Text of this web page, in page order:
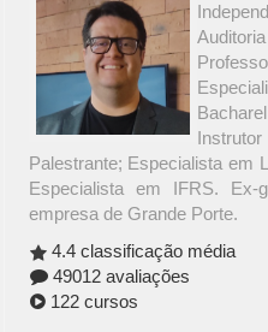
Palestrante; Especialista em
Especialista em IFRS. Ex-
empresa de Grande Porte.
4.4 classificação média
49012 avaliações
122 cursos